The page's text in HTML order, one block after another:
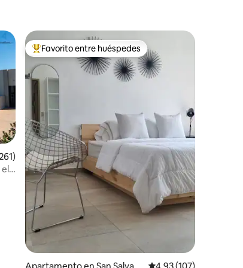
promedio: 4.81 de 5, 261 reseñas
Favorito entre huéspedes preferido
Favorito entre huéspedes